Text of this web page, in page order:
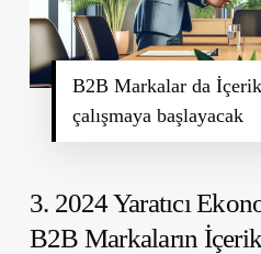
B2B Markalar da
çalışmaya başlayacak
3. 2024 Yaratıcı
B2B Markaların